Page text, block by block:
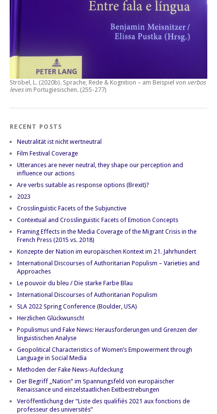
Ströbel, L. (2020b). Sprache, Rede & Kognition – am Beispiel von verbos
levesim Portugiesischen. (255-277)
RECENT POSTS
Neutralität ist nicht wertneutral
Film Festival Coverage
Utterances are never neutral, they shape our perception and
influence our actions
Are verbs suitable as response options (Brexit)?
2023
Crosslinguistic Facets of the Subjunctive
Contextual and Crosslinguistic Facets of Emotion Concepts
Framing Effects in the Media Coverage of the Migrant Crisis in the
French Press (2015 vs. 2018)
Konzepte der Nation im europäischen Kontext im 21. Jahrhundert
International Discourses of Authoritarian Populism – Varieties and
Approaches
Le pouvoir du bleu / Die starke Farbe Blau
International Discourses of Authoritarian Populism
SLA 2022 Spring Conference (Boulder, USA)
Herzlichen Glückwunsch!
Populismus und Fake News: Herausforderungen und Grenzen der
linguistischen Analyse
Geopolitical Characteristics of Women’s Empowerment through
Language in Social Media
Methoden der Fake News-Aufdeckung
Der Begriff „Nation“ im Spannungsfeld von europäischer
Renaissance und einzelstaatlichen Exitbestrebungen
Veröffentlichung der “Liste des qualifiés 2021 aux fonctions de
professeur des universités”